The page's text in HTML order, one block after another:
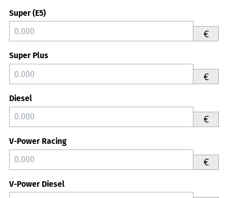
Super (E5)
€
Super Plus
€
Diesel
€
V-Power Racing
€
V-Power Diesel